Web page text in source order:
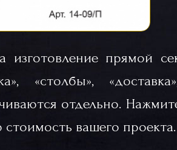
изготовление прямой
«столбы»,
отдельно.
стоимость вашего проекта.